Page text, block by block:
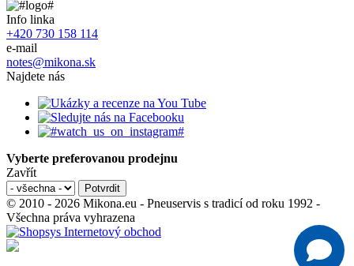
Info linka
+420 730 158 114
e-mail
notes@mikona.sk
Najdete nás
Vyberte preferovanou prodejnu
Zavřít
© 2010 - 2026 Mikona.eu - Pneuservis s tradicí od roku 1992 -
Všechna práva vyhrazena